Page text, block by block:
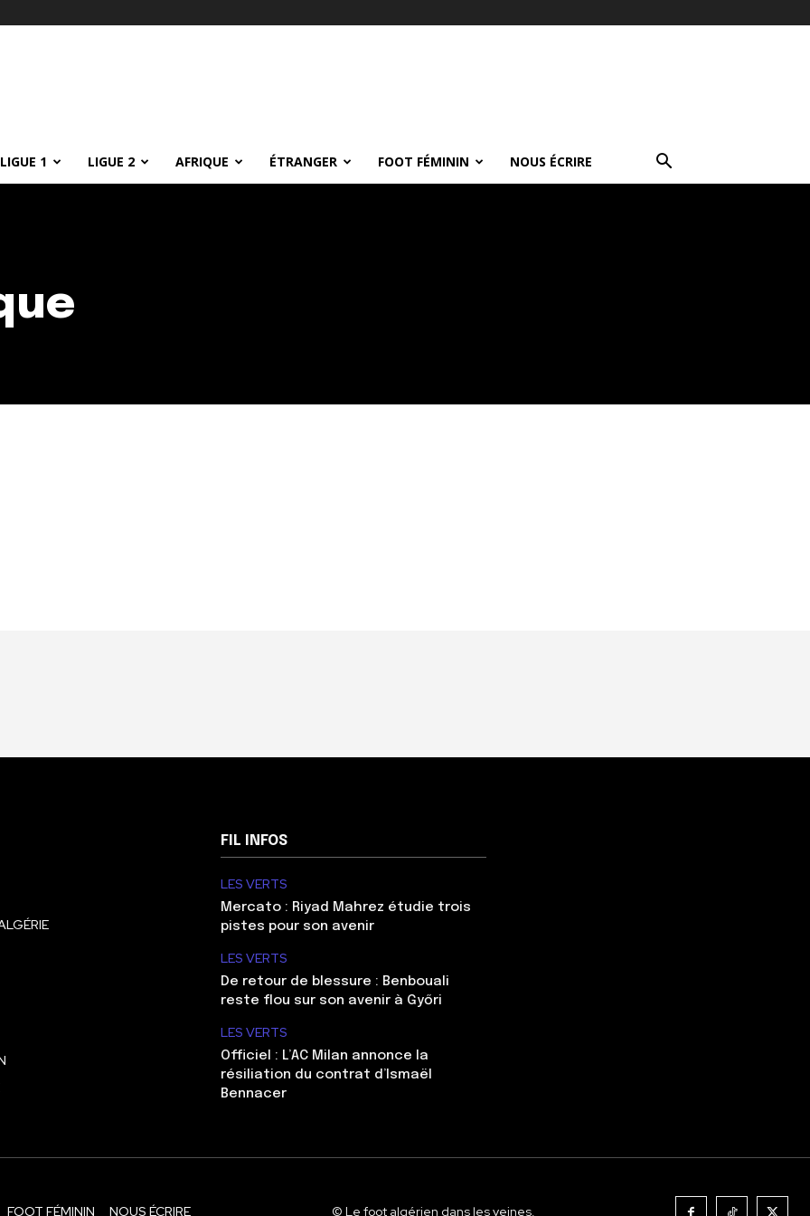
LIGUE 1 LIGUE 2 AFRIQUE ÉTRANGER FOOT FÉMININ NOUS ÉCRIRE
FIL INFOS
LES VERTS
Mercato : Riyad Mahrez étudie trois
pistes pour son avenir
LES VERTS
De retour de blessure : Benbouali
reste flou sur son avenir à Győri
LES VERTS
Officiel : L’AC Milan annonce la
résiliation du contrat d’Ismaël
Bennacer
FOOT FÉMININ NOUS ÉCRIRE © Le foot algérien dans les veines.